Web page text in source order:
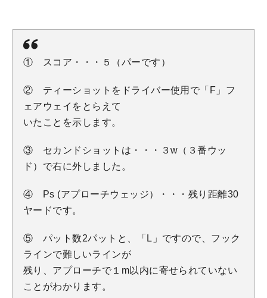
① スコア・・・５（パーです）
② ティーショットをドライバー使用で「F」フ
ェアウェイをとらえて
いたことを示します。
③ セカンドショットは・・・３w（３番ウッ
ド）で右に外しました。
④ Ps (アプローチウェッジ）・・・残り距離30
ヤードです。
⑤ パット数2パットと、「L」ですので、フック
ラインで難しいラインが
残り、アプローチで１m以内に寄せられていない
ことがわかります。